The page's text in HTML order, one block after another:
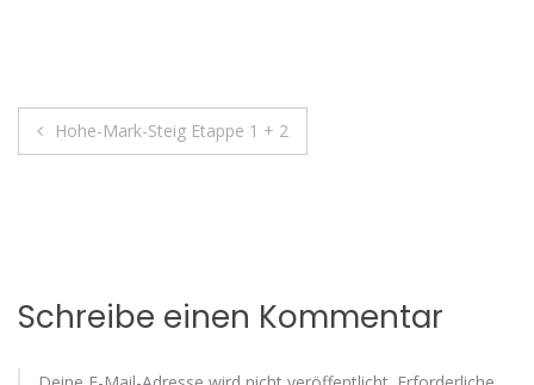
Beitragsnavigation
Hohe-Mark-Steig Etappe 1 + 2
Schreibe einen Kommentar